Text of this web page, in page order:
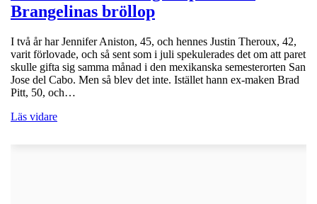
Brangelinas bröllop
I två år har Jennifer Aniston, 45, och hennes Justin Theroux, 42,
varit förlovade, och så sent som i juli spekulerades det om att paret
skulle gifta sig samma månad i den mexikanska semesterorten San
Jose del Cabo. Men så blev det inte. Istället hann ex-maken Brad
Pitt, 50, och…
Läs vidare